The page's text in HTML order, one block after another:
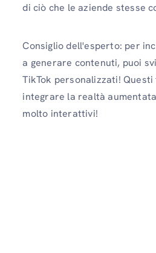
di ciò che le aziende stesse
Consiglio dell'esperto: per
a generare contenuti, puoi
TikTok personalizzati!
integrare la realtà
molto interattivi!